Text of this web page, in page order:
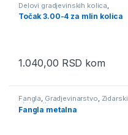
Delovi gradjevinskih kolica
Gradjevinarstvo Kolica
gradjevinska
Točak 3.00-4 za mlin kolica
1.040,00 RSD kom
Fangla, Gradjevinarstvo, Zidarski
alat i pribor
Fangla metalna